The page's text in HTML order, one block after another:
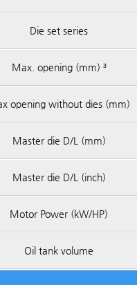
Die set series
Max. opening (mm) ³
opening without dies (mm)
Master die D/L (mm)
Master die D/L (inch)
Motor Power (kW/HP)
Oil tank volume